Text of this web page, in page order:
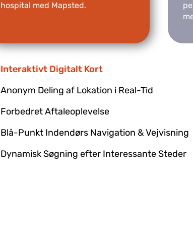
hospital med Mapsted.
Interaktivt Digitalt Kort
Anonym Deling af Lokation i Real-Tid
Forbedret Aftaleoplevelse
Blå-Punkt Indendørs Navigation & Vejvisning
Dynamisk Søgning efter Interessante Steder